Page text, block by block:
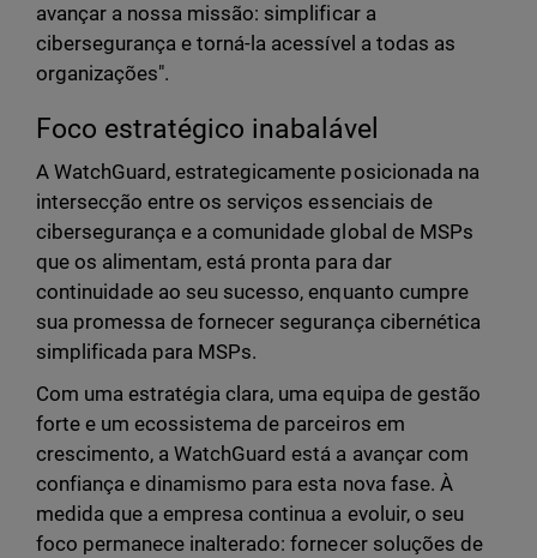
avançar a nossa missão: simplificar a
cibersegurança e torná-la acessível a todas as
organizações".
Foco estratégico inabalável
A WatchGuard, estrategicamente posicionada na
intersecção entre os serviços essenciais de
cibersegurança e a comunidade global de MSPs
que os alimentam, está pronta para dar
continuidade ao seu sucesso, enquanto cumpre
sua promessa de fornecer segurança cibernética
simplificada para MSPs.
Com uma estratégia clara, uma equipa de gestão
forte e um ecossistema de parceiros em
crescimento, a WatchGuard está a avançar com
confiança e dinamismo para esta nova fase. À
medida que a empresa continua a evoluir, o seu
foco permanece inalterado: fornecer soluções de